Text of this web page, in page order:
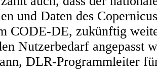
und Daten des
CODE-DE, zukünftig
Nutzerbedarf angepasst
DLR-Programmleiter